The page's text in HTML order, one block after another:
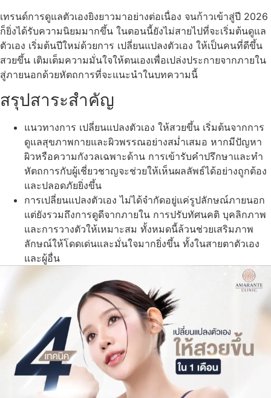
เทรนด์การดูแลตัวเองยิงยาวมาอย่างต่อเนื่อง จนก้าวเข้าสู่ปี 2026
ก็ยิ่งได้รับความนิยมมากขึ้น ในตอนนี้ยังไม่สายไปที่จะเริ่มต้นดูแล
ตัวเอง เริ่มต้นปีใหม่ด้วยการ เปลี่ยนแปลงตัวเอง ให้เป็นคนที่ดีขึ้น
สวยขึ้น เติมเต็มความมั่นใจให้ตนเองเพื่อเปล่งประกายจากภายใน
สู่ภายนอกด้วยหัตถการที่จะแนะนำในบทความนี้
สรุปสาระสำคัญ
แนวทางการ เปลี่ยนแปลงตัวเอง ให้สวยขึ้น เริ่มต้นจากการ
ดูแลสุขภาพกายและผิวพรรณอย่างสม่ำเสมอ หากมีปัญหา
ผิวหรือความกังวลเฉพาะด้าน การเข้ารับคำปรึกษาและทำ
หัตถการกับผู้เชี่ยวชาญจะช่วยให้เห็นผลลัพธ์ได้อย่างถูกต้อง
และปลอดภัยยิ่งขึ้น
การเปลี่ยนแปลงตัวเอง ไม่ได้จำกัดอยู่แค่รูปลักษณ์ภายนอก
แต่ยังรวมถึงการดูดีจากภายใน การปรับทัศนคติ บุคลิกภาพ
และการวางตัวให้เหมาะสม ทั้งหมดนี้ล้วนช่วยเสริมภาพ
ลักษณ์ให้โดดเด่นและมั่นใจมากยิ่งขึ้น ทั้งในสายตาตัวเอง
และผู้อื่น